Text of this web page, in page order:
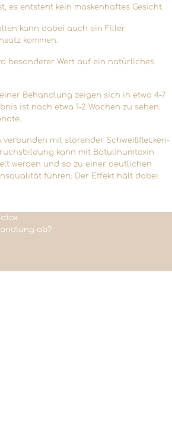
es entsteht kein maskenhaftes Gesicht.
kann dabei auch ein Filler
kommen.
besonderer Wert auf ein natürliches
Behandlung zeigen sich in etwa 4-7
ist nach etwa 1-2 Wochen zu sehen.
verbunden mit störender Schweißflecken-
kann mit Botulinumtoxin
werden und so zu einer deutlichen
führen. Der Effekt hält dabei
ab?